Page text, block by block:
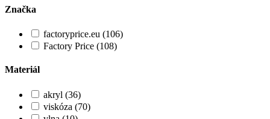
Značka
factoryprice.eu (106)
Factory Price (108)
Materiál
akryl (36)
viskóza (70)